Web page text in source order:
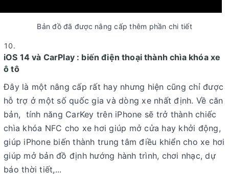
Bản đồ đã được nâng cấp thêm phần chi tiết
iOS 14 và CarPlay : biến điện thoại thành chìa khóa xe
ô tô
Đây là một nâng cấp rất hay nhưng hiện cũng chỉ được
hỗ trợ ở một số quốc gia và dòng xe nhất định. Về căn
bản, tính năng CarKey trên iPhone sẽ trở thành chiếc
chìa khóa NFC cho xe hơi giúp mở cửa hay khởi động,
giúp iPhone biến thành trung tâm điều khiển cho xe hơi
giúp mở bản đồ định hướng hành trình, chơi nhạc, dự
báo thời tiết,...